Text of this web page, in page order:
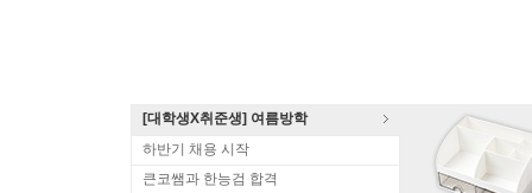
[대학생X취준생] 여름방학
하반기 채용 시작
큰코쌤과 한능검 합격